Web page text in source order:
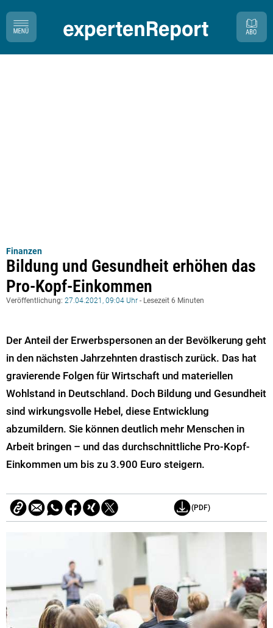
Finanzen
Bildung und Gesundheit erhöhen das
Pro-Kopf-Einkommen
Veröffentlichung: 27.04.2021, 09:04 Uhr - Lesezeit 6 Minuten
Der Anteil der Erwerbspersonen an der Bevölkerung geht
in den nächsten Jahrzehnten drastisch zurück. Das hat
gravierende Folgen für Wirtschaft und materiellen
Wohlstand in Deutschland. Doch Bildung und Gesundheit
sind wirkungsvolle Hebel, diese Entwicklung
abzumildern. Sie können deutlich mehr Menschen in
Arbeit bringen – und das durchschnittliche Pro-Kopf-
Einkommen um bis zu 3.900 Euro steigern.
(PDF)